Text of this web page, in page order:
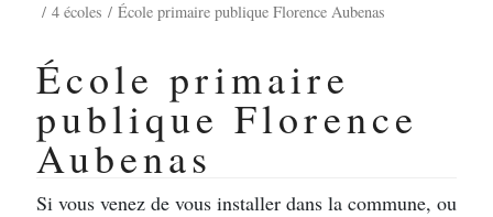
4 écoles
École primaire publique Florence Aubenas
École primaire
publique Florence
Aubenas
Si vous venez de vous installer dans la commune, ou